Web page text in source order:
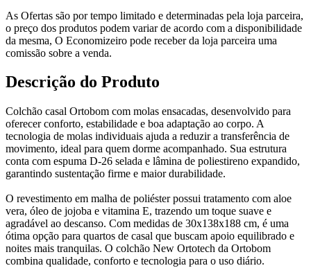
As Ofertas são por tempo limitado e determinadas pela loja parceira,
o preço dos produtos podem variar de acordo com a disponibilidade
da mesma, O Economizeiro pode receber da loja parceira uma
comissão sobre a venda.
Descrição do Produto
Colchão casal Ortobom com molas ensacadas, desenvolvido para
oferecer conforto, estabilidade e boa adaptação ao corpo. A
tecnologia de molas individuais ajuda a reduzir a transferência de
movimento, ideal para quem dorme acompanhado. Sua estrutura
conta com espuma D-26 selada e lâmina de poliestireno expandido,
garantindo sustentação firme e maior durabilidade.
O revestimento em malha de poliéster possui tratamento com aloe
vera, óleo de jojoba e vitamina E, trazendo um toque suave e
agradável ao descanso. Com medidas de 30x138x188 cm, é uma
ótima opção para quartos de casal que buscam apoio equilibrado e
noites mais tranquilas. O colchão New Ortotech da Ortobom
combina qualidade, conforto e tecnologia para o uso diário.